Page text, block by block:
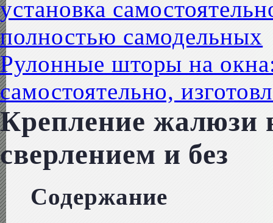
Рулонные шторы на
самостоятельно,
Крепление жалюзи
сверлением и без
Содержание